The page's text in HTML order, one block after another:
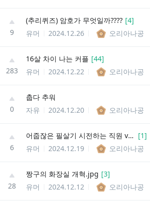
9
(추리퀴즈) 암호가 무엇일까???? [4]
유머
2024.12.26 오리아나공
283
16살 차이 나는 커플 [44]
유머
2024.12.22 오리아나공
0
춥다 추워
자유
2024.12.20 오리아나공
6
어줍잖은 필살기 시전하는 직원 vs 철벽방어 치는 이사님 [1]
유머
2024.12.19 오리아나공
28
짱구의 화장실 개혁.jpg [3]
유머
2024.12.12 오리아나공